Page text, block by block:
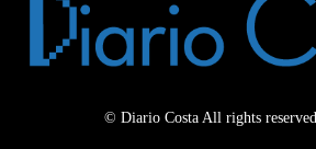
© Diario Costa All rights reserved.